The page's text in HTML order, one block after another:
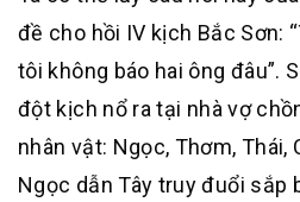
đề cho hồi IV kịch Bắc Sơn:
tôi không báo hai ông đâu”.
đột kịch nổ ra tại nhà vợ
nhân vật: Ngọc, Thơm, Thái,
Ngọc dẫn Tây truy đuổi sắp